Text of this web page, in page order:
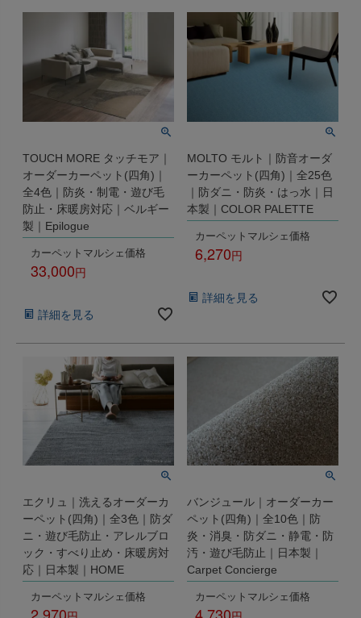
TOUCH MORE タッチモア｜
オーダーカーペット(四角)｜
全4色｜防炎・制電・遊び毛
防止・床暖房対応｜ベルギー
製｜Epilogue
カーペットマルシェ価格
33,000
詳細を見る
MOLTO モルト｜防音オーダ
ーカーペット(四角)｜全25色
｜防ダニ・防炎・はっ水｜日
本製｜COLOR PALETTE
カーペットマルシェ価格
6,270
詳細を見る
エクリュ｜洗えるオーダーカ
ーペット(四角)｜全3色｜防ダ
ニ・遊び毛防止・アレルブロ
ック・すべり止め・床暖房対
応｜日本製｜HOME
カーペットマルシェ価格
2,970
バンジュール｜オーダーカー
ペット(四角)｜全10色｜防
炎・消臭・防ダニ・静電・防
汚・遊び毛防止｜日本製｜
Carpet Concierge
カーペットマルシェ価格
4,730